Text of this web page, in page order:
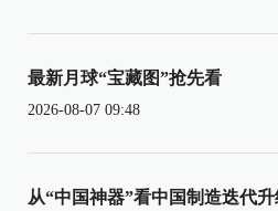
最新月球“宝藏图”抢先看
2026-08-07 09:48
从“中国神器”看中国制造迭代